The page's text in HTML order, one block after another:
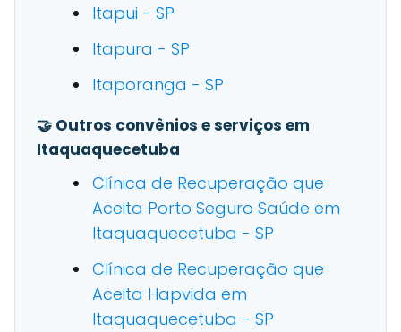
Itapui - SP
Itapura - SP
Itaporanga - SP
🤝 Outros convênios e serviços em
Itaquaquecetuba
Clínica de Recuperação que
Aceita Porto Seguro Saúde em
Itaquaquecetuba - SP
Clínica de Recuperação que
Aceita Hapvida em
Itaquaquecetuba - SP